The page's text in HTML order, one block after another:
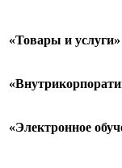
«Товары и услуги»
«Электронное